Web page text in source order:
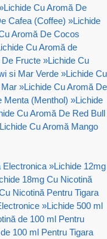
Lichide Cu Aromă De
Cafea (Coffee) »Lichide
Aromă De Cocos
Cu Aromă de
Fructe »Lichide Cu
si Mar Verde »Lichide Cu
»Lichide Cu Aromă De
Menta (Menthol) »Lichide
Cu Aromă De Red Bull
Lichide Cu Aromă Mango
Electronica »Lichide 12mg
18mg Cu Nicotină
Nicotină Pentru Tigara
»Lichide 500 ml
de 100 ml Pentru
100 ml Pentru Tigara